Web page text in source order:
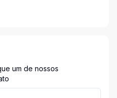
um de nossos